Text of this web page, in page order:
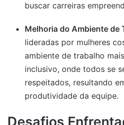
buscar carreiras
Melhoria do Ambiente de
lideradas por mulheres
ambiente de trabalho
inclusivo, onde todos se
respeitados, resultando
produtividade da equipe.